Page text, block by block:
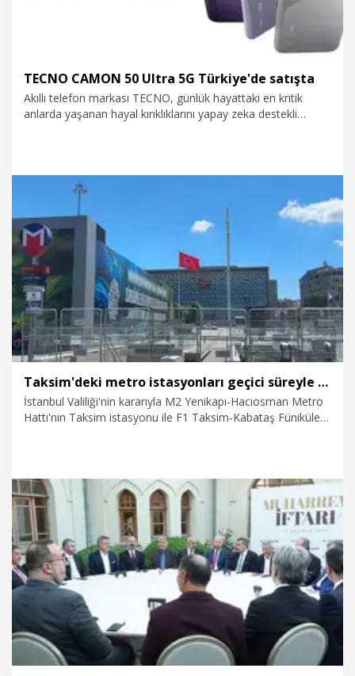
TECNO CAMON 50 Ultra 5G Türkiye'de satışta
Akıllı telefon markası TECNO, günlük hayattaki en kritik
anlarda yaşanan hayal kırıklıklarını yapay zeka destekli
deneyim sponsorları arasında yer alacağı Manifestival'de
gençlerle buluşturacağını bildirdi.
22.06.2026 Teknoloji
Taksim'deki metro istasyonları geçici süreyle kapatıldı
İstanbul Valiliği'nin kararıyla M2 Yenikapı-Hacıosman Metro
Hattı'nın Taksim istasyonu ile F1 Taksim-Kabataş Füniküler
21.06.2026 Gündem